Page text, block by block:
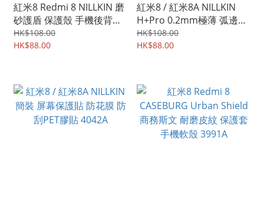
紅米8 Redmi 8 NILLKIN 磨
砂護盾 保護殼 手機後背硬
殼Case Shell 4046A
HK$108.00
HK$88.00
紅米8 / 紅米8A NILLKIN
H+Pro 0.2mm極薄 弧邊強
化鋼化玻璃膜 屏幕防爆保
護貼 4043A
HK$108.00
HK$88.00